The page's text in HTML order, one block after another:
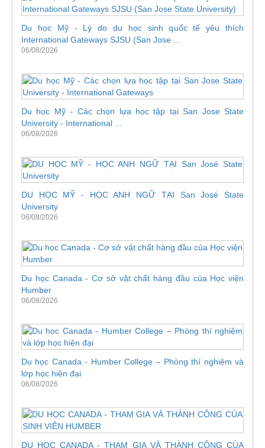
Du học Mỹ - Lý do du học sinh quốc tế yêu thích
International Gateways SJSU (San Jose ...
06/08/2026
Du học Mỹ - Các chọn lựa học tập tại San Jose State
University - International ...
06/08/2026
DU HỌC MỸ - HỌC ANH NGỮ TẠI San José State
University
06/08/2026
Du học Canada - Cơ sở vật chất hàng đầu của Học viện
Humber
06/08/2026
Du học Canada - Humber College – Phòng thí nghiệm và
lớp học hiện đại
06/08/2026
DU HỌC CANADA - THAM GIA VÀ THÀNH CÔNG CỦA